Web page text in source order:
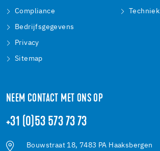
Compliance
Bedrijfsgegevens
Privacy
Sitemap
Techniek
NEEM CONTACT MET ONS OP
+31 (0)53 573 73 73
Bouwstraat 18, 7483 PA Haaksbergen